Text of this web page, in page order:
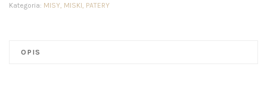
Kategoria: MISY, MISKI, PATERY
OPIS